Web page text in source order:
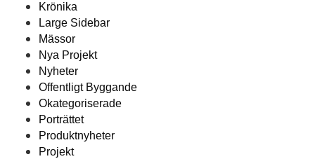
Krönika
Large Sidebar
Mässor
Nya Projekt
Nyheter
Offentligt Byggande
Okategoriserade
Porträttet
Produktnyheter
Projekt